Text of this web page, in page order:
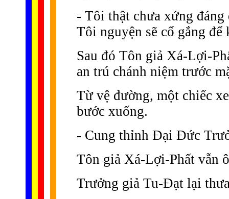
- Tôi thật chưa xứng
Tôi nguyện sẽ cố gắng
Sau đó Tôn giả Xá-Lợi-
an trú chánh niệm trước
Từ vệ đường, một chiếc
bước xuống.
- Cung thỉnh Ðại Ðức
Tôn giả Xá-Lợi-Phất vẫn
Trưởng giả Tu-Ðạt lại